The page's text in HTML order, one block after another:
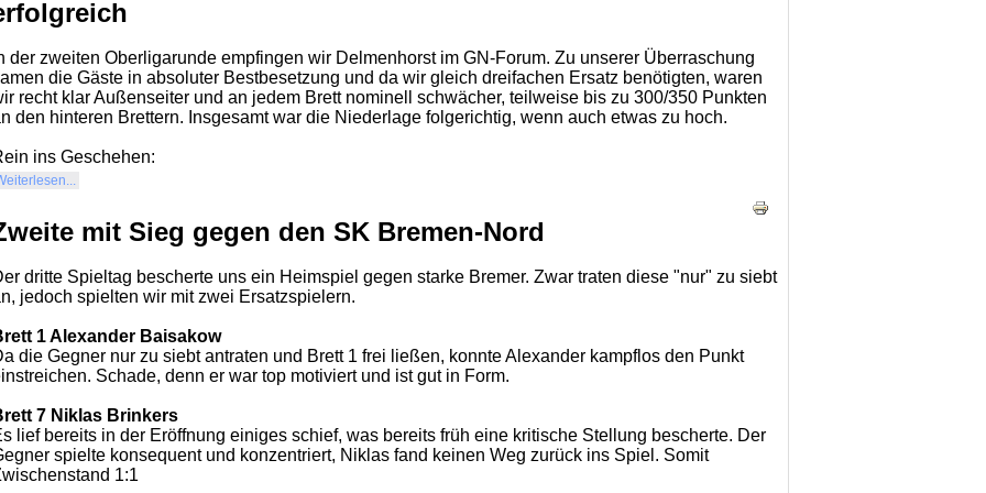
der zweiten Oberligarunde empfingen wir Delmenhorst im GN-Forum. Zu unserer Überraschung
die Gäste in absoluter Bestbesetzung und da wir gleich dreifachen Ersatz benötigten, waren
recht klar Außenseiter und an jedem Brett nominell schwächer, teilweise bis zu 300/350 Punkten
den hinteren Brettern. Insgesamt war die Niederlage folgerichtig, wenn auch etwas zu hoch.
ins Geschehen:
mit Sieg gegen den SK Bremen-Nord
dritte Spieltag bescherte uns ein Heimspiel gegen starke Bremer. Zwar traten diese "nur" zu siebt
jedoch spielten wir mit zwei Ersatzspielern.
1 Alexander Baisakow
die Gegner nur zu siebt antraten und Brett 1 frei ließen, konnte Alexander kampflos den Punkt
Schade, denn er war top motiviert und ist gut in Form.
7 Niklas Brinkers
lief bereits in der Eröffnung einiges schief, was bereits früh eine kritische Stellung bescherte. Der
spielte konsequent und konzentriert, Niklas fand keinen Weg zurück ins Spiel. Somit
1:1